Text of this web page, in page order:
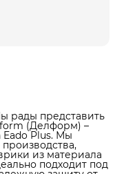
рады представить
(Делформ) –
Plus. Мы
из материала
подходит под